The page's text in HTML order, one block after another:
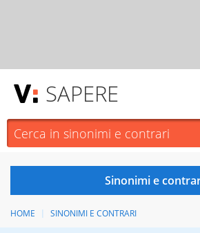
SAPERE
HOME SINONIMI E CONTRARI